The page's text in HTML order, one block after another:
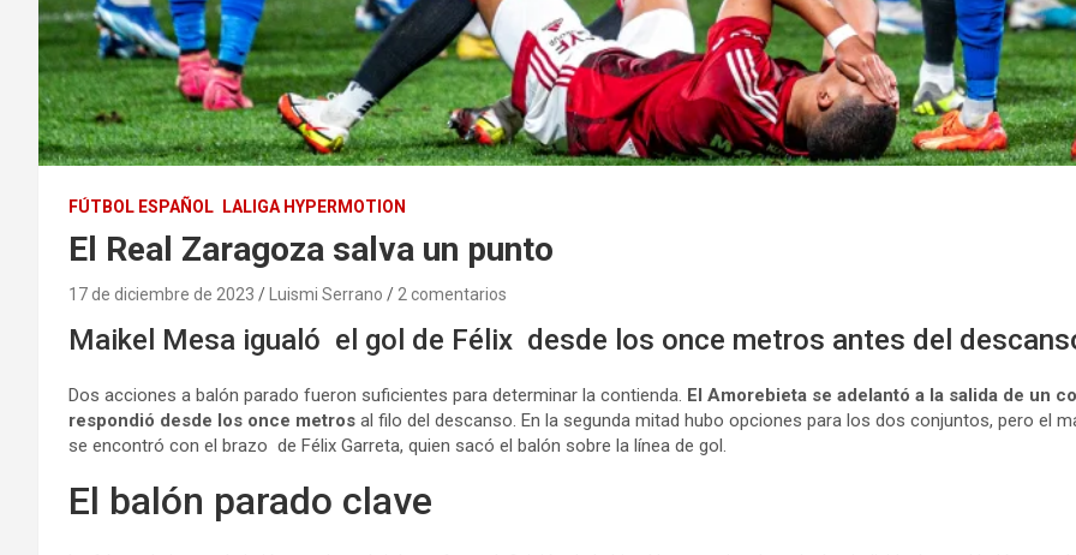
FÚTBOL ESPAÑOL LALIGA HYPERMOTION
El Real Zaragoza salva un punto
17 de diciembre de 2023 Luismi Serrano 2 comentarios
Maikel Mesa igualó el gol de Félix desde los once metros antes del
Dos acciones a balón parado fueron suficientes para determinar la contienda. El Amorebieta se adelantó a la salida de un
respondió desde los once metros al filo del descanso. En la segunda mitad hubo opciones para los dos conjuntos, pero el
se encontró con el brazo de Félix Garreta, quien sacó el balón sobre la línea de gol.
El balón parado clave